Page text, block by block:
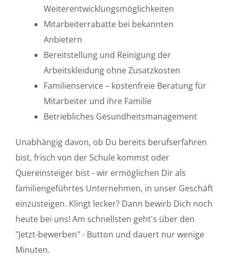
Weiterentwicklungsmöglichkeiten
Mitarbeiterrabatte bei bekannten
Anbietern
Bereitstellung und Reinigung der
Arbeitskleidung ohne Zusatzkosten
Familienservice – kostenfreie Beratung für
Mitarbeiter und ihre Familie
Betriebliches Gesundheitsmanagement
Unabhängig davon, ob Du bereits berufserfahren
bist, frisch von der Schule kommst oder
Quereinsteiger bist - wir ermöglichen Dir als
familiengeführtes Unternehmen, in unser Geschäft
einzusteigen. Klingt lecker? Dann bewirb Dich noch
heute bei uns! Am schnellsten geht's über den
"Jetzt-bewerben" - Button und dauert nur wenige
Minuten.